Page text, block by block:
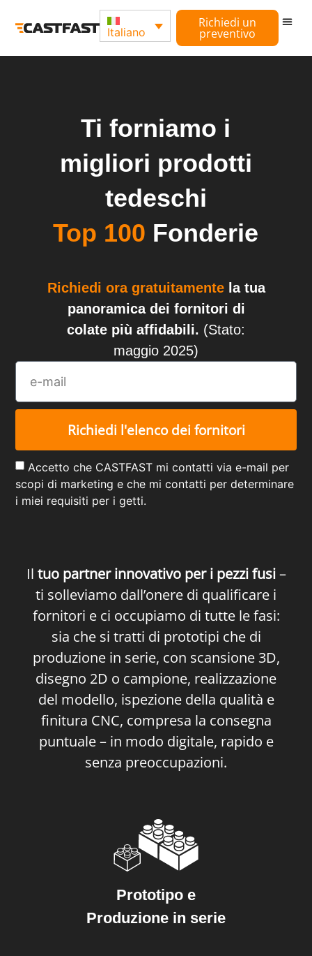
Richiedi un
preventivo
Italiano
Ti forniamo i
migliori prodotti
tedeschi
Top 100 Fonderie
Accetto che CASTFAST mi contatti via e-mail per
scopi di marketing e che mi contatti per determinare
i miei requisiti per i getti.
Richiedi l'elenco dei fornitori
Richiedi ora gratuitamentela tua
panoramica dei fornitori di
colate più affidabili. (Stato:
maggio 2025)
Il tuo partner innovativo per i pezzi fusi–
ti solleviamo dall’onere di qualificare i
fornitori e ci occupiamo di tutte le fasi:
sia che si tratti di prototipi che di
produzione in serie, con scansione 3D,
disegno 2D o campione, realizzazione
del modello, ispezione della qualità e
finitura CNC, compresa la consegna
puntuale – in modo digitale, rapido e
senza preoccupazioni.
Prototipo e
Produzione in serie